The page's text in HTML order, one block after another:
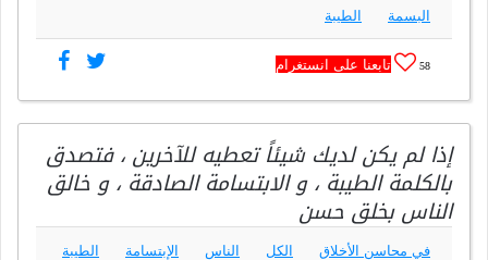
البسمة
الطيبة
58 تابعنا على انستغرام
إذا لم يكن لديك شيئاً تعطيه للآخرين ، فتصدق
بالكلمة الطيبة ، و الابتسامة الصادقة ، و خالق
الناس بخلق حسن
في محاسن الأخلاق الكل الناس الإبتسامة
الطيبة